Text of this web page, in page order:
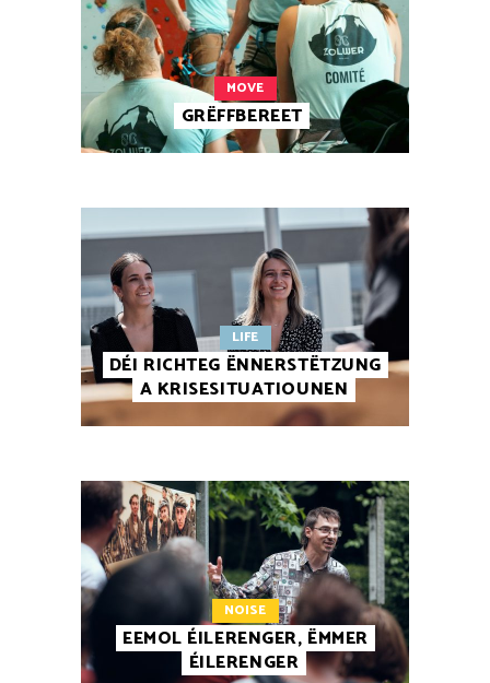
MOVE
GRËFFBEREET
LIFE
DÉI RICHTEG ËNNERSTËTZUNG
A KRISESITUATIOUNEN
NOISE
EEMOL ÉILERENGER, ËMMER
ÉILERENGER